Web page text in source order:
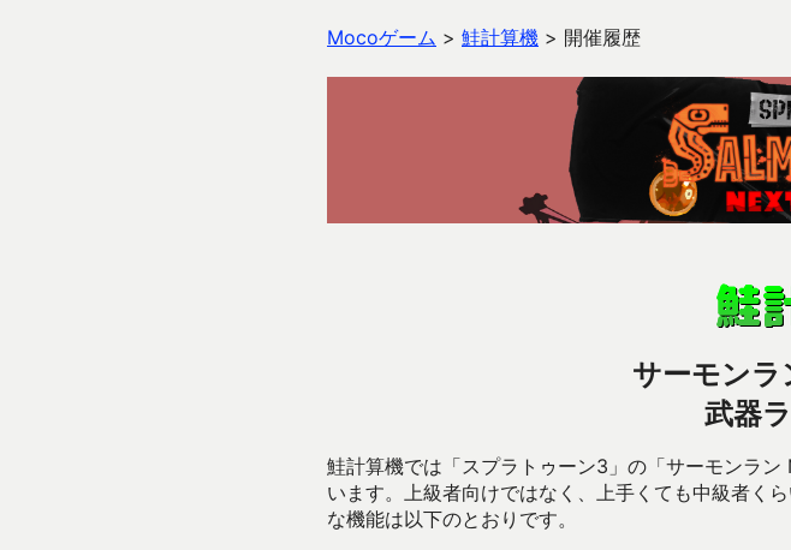
Mocoゲーム > 鮭計算機 > 開催履歴
サーモンラ
武器
鮭計算機では「スプラトゥーン3」の「サーモンラ
います。上級者向けではなく、上手くても中級者く
な機能は以下のとおりです。